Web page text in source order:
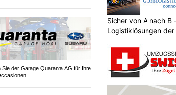
Sie der Garage Quaranta AG für Ihre
Sicher von A nach B
Logistiklösungen der